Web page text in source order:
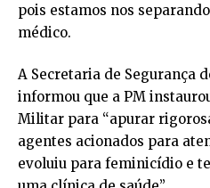
pois estamos nos
médico.
A Secretaria de Segurança
informou que a PM
Militar para “apurar
agentes acionados para
evoluiu para feminicídio e